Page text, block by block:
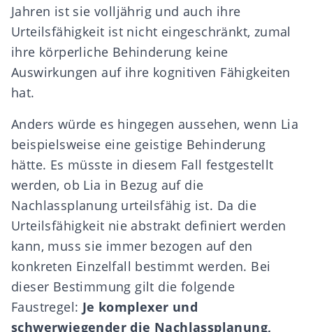
Jahren ist sie volljährig und auch ihre
Urteilsfähigkeit ist nicht eingeschränkt, zumal
ihre körperliche Behinderung keine
Auswirkungen auf ihre kognitiven Fähigkeiten
hat.
Anders würde es hingegen aussehen, wenn Lia
beispielsweise eine geistige Behinderung
hätte. Es müsste in diesem Fall festgestellt
werden, ob Lia in Bezug auf die
Nachlassplanung urteilsfähig ist. Da die
Urteilsfähigkeit nie abstrakt definiert werden
kann, muss sie immer bezogen auf den
konkreten Einzelfall bestimmt werden. Bei
dieser Bestimmung gilt die folgende
Faustregel: Je komplexer und
schwerwiegender die Nachlassplanung,